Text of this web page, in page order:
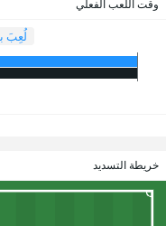
وقت اللعب الفعلي
لُعِبَ
خريطة التسديد